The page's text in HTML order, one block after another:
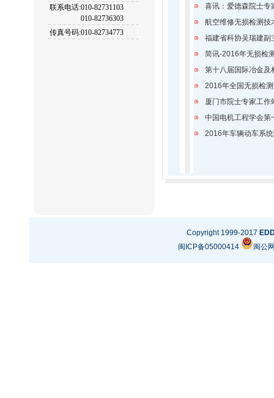
联系电话:010-82731103
010-82736303
传真号码:010-82734773
喜讯：爱德森院士专
航空维修无损检测技
福建省科协吴瑞建副
简讯-2016年无损检
第十八届国际冶金及
2016年全国无损检
厦门市院士专家工作
中国电机工程学会第
2016年车辆动车系
Copyright 1999-2017
闽ICP备05000414
闽公